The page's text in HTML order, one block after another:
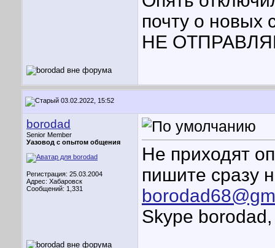
почту о новых
НЕ
03.02.2022, 15:52
borodad
Senior Member
Уазовод с опытом общения
Регистрация: 25.03.2004
Адрес: Хабаровск
Сообщений: 1,331
Не приходят
пишите сразу
Skype